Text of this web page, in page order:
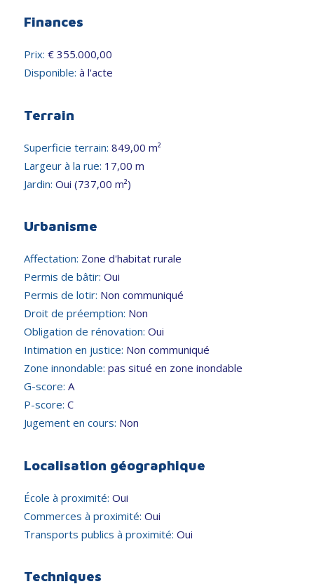
Finances
Prix: € 355.000,00
Disponible: à l'acte
Terrain
Superficie terrain: 849,00 m²
Largeur à la rue: 17,00 m
Jardin: Oui (737,00 m²)
Urbanisme
Affectation: Zone d'habitat rurale
Permis de bâtir: Oui
Permis de lotir: Non communiqué
Droit de préemption: Non
Obligation de rénovation: Oui
Intimation en justice: Non communiqué
Zone innondable: pas situé en zone inondable
G-score: A
P-score: C
Jugement en cours: Non
Localisation géographique
École à proximité: Oui
Commerces à proximité: Oui
Transports publics à proximité: Oui
Techniques